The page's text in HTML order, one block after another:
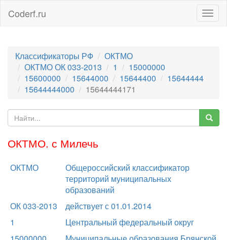
Coderf.ru
Классификаторы РФ
ОКТМО
ОКТМО ОК 033-2013
1
15000000
15600000
15644000 15644400
15644444
15644444000
15644444171
ОКТМО. с Милечь
ОКТМО
Общероссийский классификатор
территорий муниципальных
образований
ОК 033-2013
действует с 01.01.2014
1
Центральный федеральный округ